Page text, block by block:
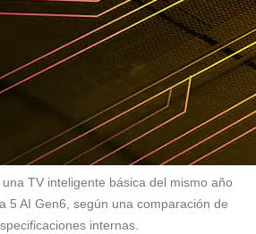
TV inteligente básica del mismo año
5 AI Gen6, según una comparación de
internas.